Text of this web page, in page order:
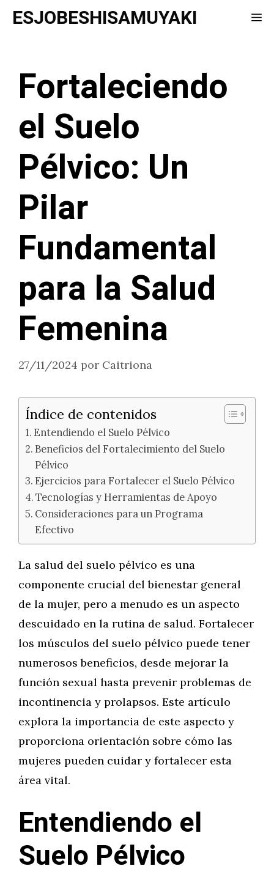
Saltar
ESJOBESHISAMUYAKI
Fortaleciendo
el Suelo
Pélvico: Un
Pilar
Fundamental
para la Salud
Femenina
27/11/2024 por Caitriona
Índice de contenidos
Entendiendo el Suelo Pélvico
Beneficios del Fortalecimiento del Suelo
Pélvico
Ejercicios para Fortalecer el Suelo Pélvico
Tecnologías y Herramientas de Apoyo
Consideraciones para un Programa
Efectivo
La salud del suelo pélvico es una
componente crucial del bienestar general
de la mujer, pero a menudo es un aspecto
descuidado en la rutina de salud. Fortalecer
los músculos del suelo pélvico puede tener
numerosos beneficios, desde mejorar la
función sexual hasta prevenir problemas de
incontinencia y prolapsos. Este artículo
explora la importancia de este aspecto y
proporciona orientación sobre cómo las
mujeres pueden cuidar y fortalecer esta
área vital.
Entendiendo el
Suelo Pélvico